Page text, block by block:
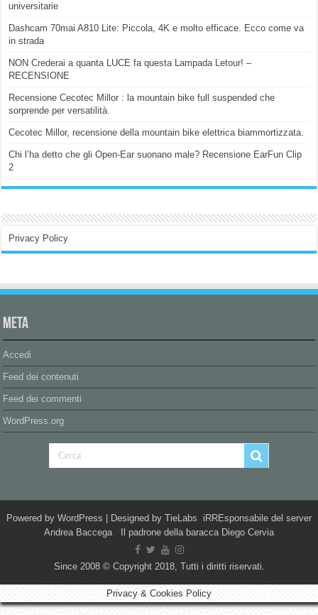
universitarie
Dashcam 70mai A810 Lite: Piccola, 4K e molto efficace. Ecco come va
in strada
NON Crederai a quanta LUCE fa questa Lampada Letour! –
RECENSIONE
Recensione Cecotec Millor : la mountain bike full suspended che
sorprende per versatilità.
Cecotec Millor, recensione della mountain bike elettrica biammortizzata.
Chi l’ha detto che gli Open-Ear suonano male? Recensione EarFun Clip
2
Privacy Policy
Meta
Accedi
Feed dei contenuti
Feed dei commenti
WordPress.org
Powered by WordPress | Designed by TieLabs iRREsponsabile del server
Andrea Baccega Il padrone della baracca Diego Cervia
Since 2008 © Copyright 2018, Tutti i diritti riservati.
Privacy & Cookies Policy